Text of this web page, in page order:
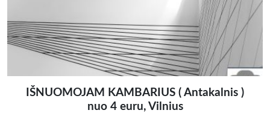
IŠNUOMOJAM KAMBARIUS ( Antakalnis )
nuo 4 euru, Vilnius